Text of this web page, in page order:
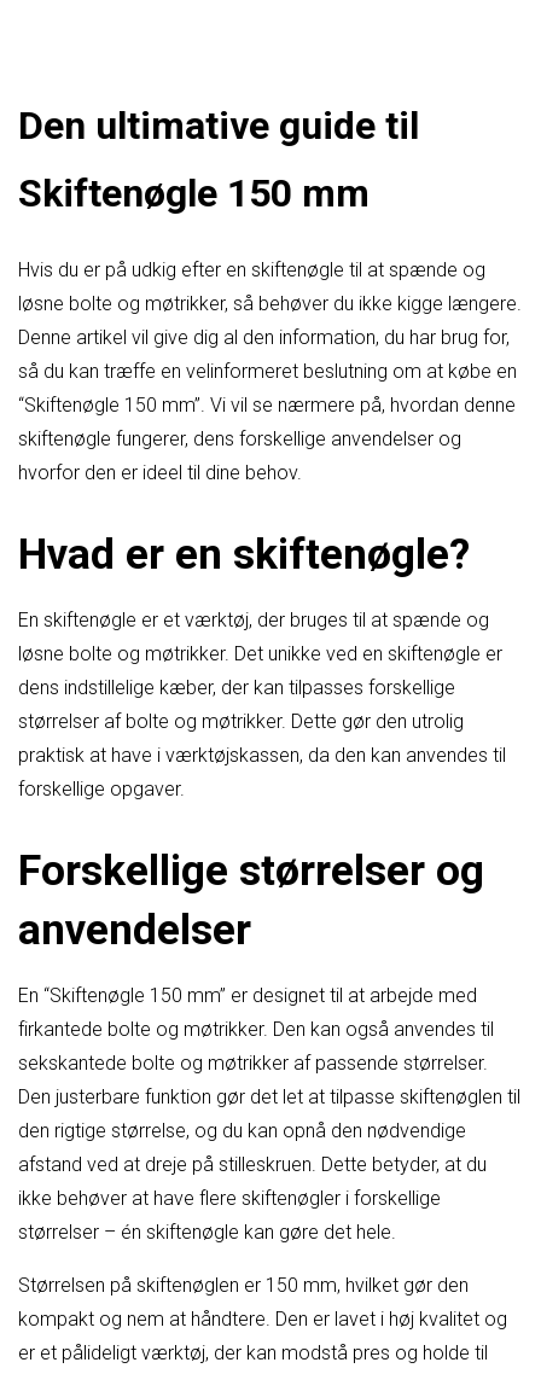
Den ultimative guide til
Skiftenøgle 150 mm
Hvis du er på udkig efter en skiftenøgle til at spænde og
løsne bolte og møtrikker, så behøver du ikke kigge længere.
Denne artikel vil give dig al den information, du har brug for,
så du kan træffe en velinformeret beslutning om at købe en
“Skiftenøgle 150 mm”. Vi vil se nærmere på, hvordan denne
skiftenøgle fungerer, dens forskellige anvendelser og
hvorfor den er ideel til dine behov.
Hvad er en skiftenøgle?
En skiftenøgle er et værktøj, der bruges til at spænde og
løsne bolte og møtrikker. Det unikke ved en skiftenøgle er
dens indstillelige kæber, der kan tilpasses forskellige
størrelser af bolte og møtrikker. Dette gør den utrolig
praktisk at have i værktøjskassen, da den kan anvendes til
forskellige opgaver.
Forskellige størrelser og
anvendelser
En “Skiftenøgle 150 mm” er designet til at arbejde med
firkantede bolte og møtrikker. Den kan også anvendes til
sekskantede bolte og møtrikker af passende størrelser.
Den justerbare funktion gør det let at tilpasse skiftenøglen til
den rigtige størrelse, og du kan opnå den nødvendige
afstand ved at dreje på stilleskruen. Dette betyder, at du
ikke behøver at have flere skiftenøgler i forskellige
størrelser – én skiftenøgle kan gøre det hele.
Størrelsen på skiftenøglen er 150 mm, hvilket gør den
kompakt og nem at håndtere. Den er lavet i høj kvalitet og
er et pålideligt værktøj, der kan modstå pres og holde til